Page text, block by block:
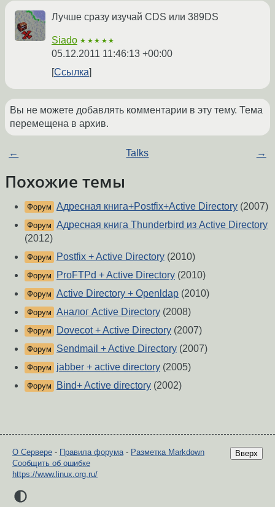
Лучше сразу изучай CDS или 389DS
Siado ★★★★★
05.12.2011 11:46:13 +00:00
Ссылка
Вы не можете добавлять комментарии в эту тему. Тема
перемещена в архив.
← Talks →
Похожие темы
Форум Адресная книга+Postfix+Active Directory (2007)
Форум Адресная книга Thunderbird из Active Directory
(2012)
Форум Postfix + Active Directory (2010)
Форум ProFTPd + Active Directory (2010)
Форум Active Directory + Openldap (2010)
Форум Аналог Active Directory (2008)
Форум Dovecot + Active Directory (2007)
Форум Sendmail + Active Directory (2007)
Форум jabber + active directory (2005)
Форум Bind+ Active directory (2002)
Вверх
О Сервере - Правила форума- Разметка Markdown
Сообщить об ошибке
https://www.linux.org.ru/